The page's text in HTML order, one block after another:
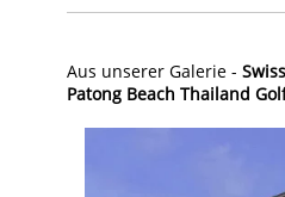
Aus unserer Galerie -
Patong Beach Thailand